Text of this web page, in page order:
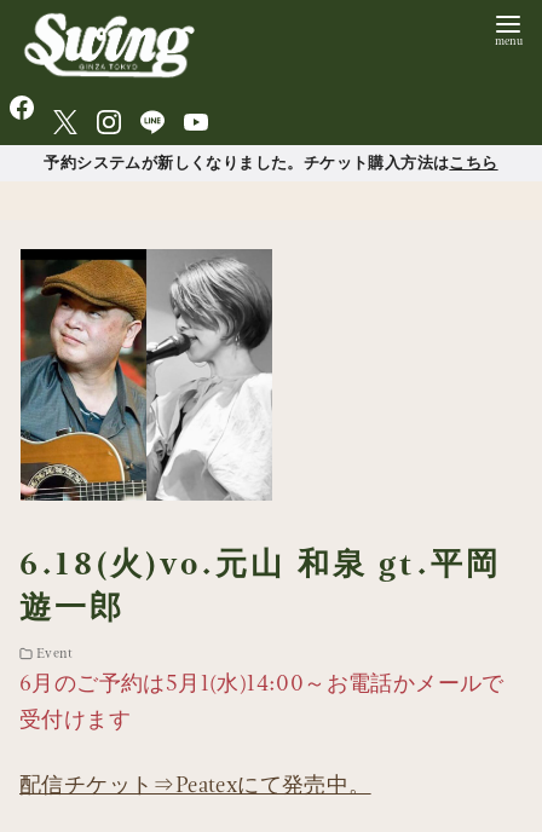
予約システムが新しくなりました。チケット購入方法はこちら
6.18(火)vo.元山 和泉 gt.平岡
遊一郎
Event
6月のご予約は5月1(水)14:00～お電話かメールで
受付けます
配信チケット⇒Peatexにて発売中。